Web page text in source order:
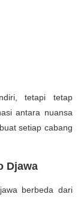
tetapi tetap
antara nuansa
setiap cabang
Djawa
berbeda dari